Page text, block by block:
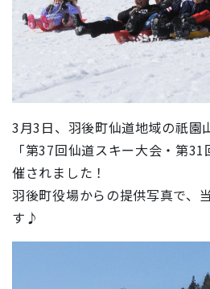
3月3日、羽後町仙道地域の祇園
「第37回仙道スキー大会・第
催されました！
羽後町役場からの提供写真で、
す♪